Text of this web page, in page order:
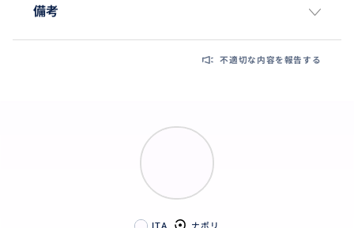
備考
不適切な内容を報告する